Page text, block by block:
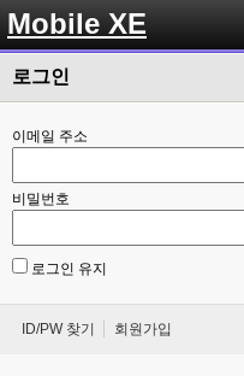
Mobile XE
로그인
이메일 주소
비밀번호
로그인 유지
ID/PW 찾기 회원가입